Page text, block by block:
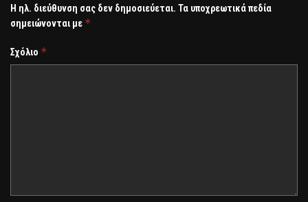
Η ηλ. διεύθυνση σας δεν δημοσιεύεται. Τα υποχρεωτικά πεδία
σημειώνονται με *
Σχόλιο *